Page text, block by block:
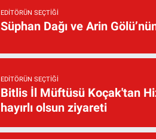
EDITÖRÜN SEÇTIĞI
Süphan Dağı ve Arin
EDITÖRÜN SEÇTIĞI
Bitlis İl Müftüsü Koçak'tan
hayırlı olsun ziyareti